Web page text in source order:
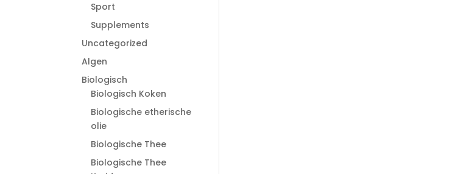
Sport
Supplements
Uncategorized
Algen
Biologisch
Biologisch Koken
Biologische etherische
olie
Biologische Thee
Biologische Thee